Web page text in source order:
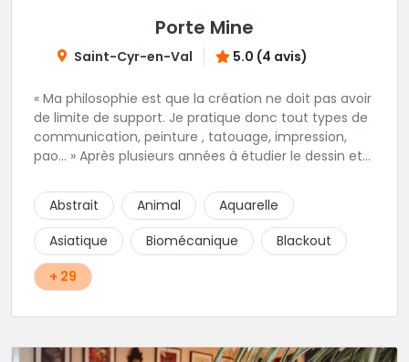
Porte Mine
Saint-Cyr-en-Val 5.0 (4 avis)
« Ma philosophie est que la création ne doit pas avoir
de limite de support. Je pratique donc tout types de
communication, peinture , tatouage, impression,
pao… » Après plusieurs années à étudier le dessin et
salon. Dans le respect des règles d’hygiènes, Nicolas
vous conseille, réalise vos dessins et tatouage pour
votre plaisir dans une ambiance décontractée.
Abstrait Animal
Aquarelle
Asiatique
Biomécanique
Blackout
+ 29